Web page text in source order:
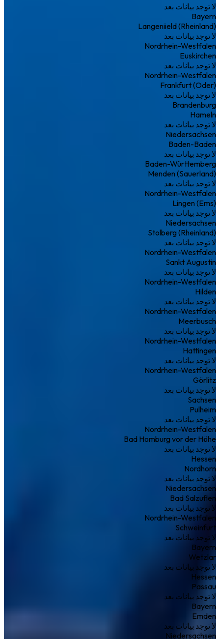
لا توجد بيانات بعد
Bayern
Langeniield (Rheinland)
لا توجد بيانات بعد
Nordrhein-Westfalen
Euskirchen
لا توجد بيانات بعد
Nordrhein-Westfalen
Frankfurt (Oder)
لا توجد بيانات بعد
Brandenburg
Hameln
لا توجد بيانات بعد
Niedersachsen
Baden-Baden
لا توجد بيانات بعد
Baden-Württemberg
Menden (Sauerland)
لا توجد بيانات بعد
Nordrhein-Westfalen
Lingen (Ems)
لا توجد بيانات بعد
Niedersachsen
Stolberg (Rheinland)
لا توجد بيانات بعد
Nordrhein-Westfalen
Sankt Augustin
لا توجد بيانات بعد
Nordrhein-Westfalen
Hilden
لا توجد بيانات بعد
Nordrhein-Westfalen
Meerbusch
لا توجد بيانات بعد
Nordrhein-Westfalen
Hattingen
لا توجد بيانات بعد
Nordrhein-Westfalen
Görlitz
لا توجد بيانات بعد
Sachsen
Pulheim
لا توجد بيانات بعد
Nordrhein-Westfalen
Bad Homburg vor der Höhe
لا توجد بيانات بعد
Hessen
Nordhorn
لا توجد بيانات بعد
Niedersachsen
Bad Salzuflen
لا توجد بيانات بعد
Nordrhein-Westfalen
Schweinfurt
لا توجد بيانات بعد
Bayern
Wetzlar
لا توجد بيانات بعد
Hessen
Passau
لا توجد بيانات بعد
Bayern
Emden
لا توجد بيانات بعد
Niedersachsen